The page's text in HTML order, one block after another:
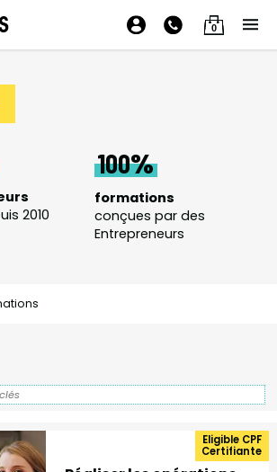
0
2010
100
formations
conçues par des
Entrepreneurs
Eligible CPF
Certifiante